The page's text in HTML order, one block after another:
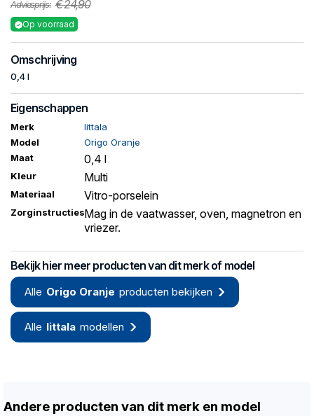
Adviesprijs: € 24,90
Op voorraad
Omschrijving
0,4 l
Eigenschappen
Merk
Iittala
Model
Origo Oranje
Maat
0,4 l
Kleur Multi
Materiaal Vitro-porselein
ZorginstructiesMag in de vaatwasser, oven, magnetron en
vriezer.
Bekijk hier meer producten van dit merk of model
Alle Origo Oranje producten bekijken
Alle Iittala modellen
Andere producten van dit merk en model